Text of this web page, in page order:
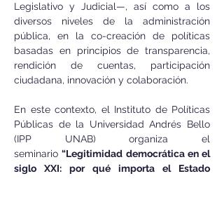
Legislativo y Judicial—, así como a los
diversos niveles de la administración
pública, en la co-creación de políticas
basadas en principios de transparencia,
rendición de cuentas, participación
ciudadana, innovación y colaboración.
En este contexto, el Instituto de Políticas
Públicas de la Universidad Andrés Bello
(IPP UNAB) organiza el
seminario “Legitimidad democrática en el
siglo XXI: por qué importa el Estado